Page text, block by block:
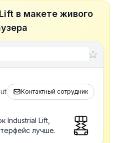
в макете живого
Контактный сотрудник
Industrial Lift,
лучше.